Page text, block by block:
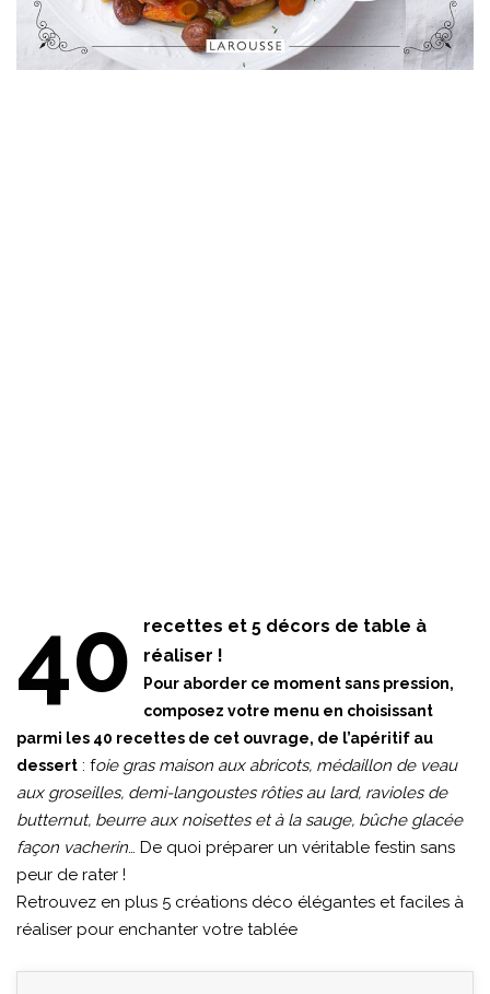
40
recettes et 5 décors de table à
réaliser !
Pour aborder ce moment sans pression,
composez votre menu en choisissant
parmi les 40 recettes de cet ouvrage, de l’apéritif au
dessert : foie gras maison aux abricots, médaillon de veau
aux groseilles, demi-langoustes rôties au lard, ravioles de
butternut, beurre aux noisettes et à la sauge, bûche glacée
façon vacherin… De quoi préparer un véritable festin sans
peur de rater !
Retrouvez en plus 5 créations déco élégantes et faciles à
réaliser pour enchanter votre tablée